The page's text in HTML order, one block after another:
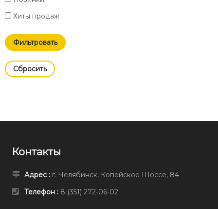
Хиты продаж
Cбросить
Контакты
Адрес : г. Челябинск, Копейское Шоссе, 84
Телефон : 8 (351) 272-06-02